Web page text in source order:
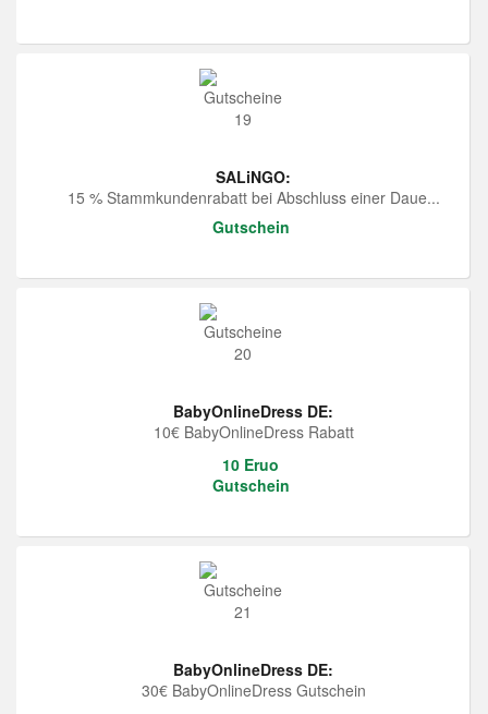
SALiNGO:
15 % Stammkundenrabatt bei Abschluss einer Daue...
Gutschein
BabyOnlineDress DE:
10€ BabyOnlineDress Rabatt
10 Eruo
Gutschein
BabyOnlineDress DE:
30€ BabyOnlineDress Gutschein